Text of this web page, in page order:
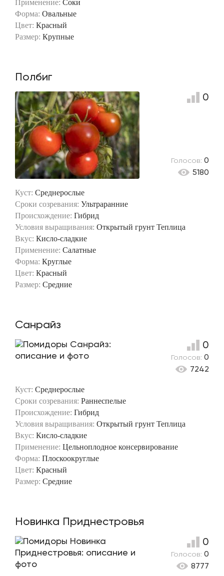
Применение: Соки
Форма: Овальные
Цвет: Красный
Размер: Крупные
Полбиг
Куст: Среднерослые
Сроки созревания: Ультраранние
Происхождение: Гибрид
Условия выращивания: Открытый грунт Теплица
Вкус: Кисло-сладкие
Применение: Салатные
Форма: Круглые
Цвет: Красный
Размер: Средние
0
Голосов: 0
5180
Санрайз
Куст: Среднерослые
Сроки созревания: Раннеспелые
Происхождение: Гибрид
Условия выращивания: Открытый грунт Теплица
Вкус: Кисло-сладкие
Применение: Цельноплодное консервирование
Форма: Плоскоокруглые
Цвет: Красный
Размер: Средние
0
Голосов: 0
7242
Новинка Приднестровья
0
Голосов: 0
8777